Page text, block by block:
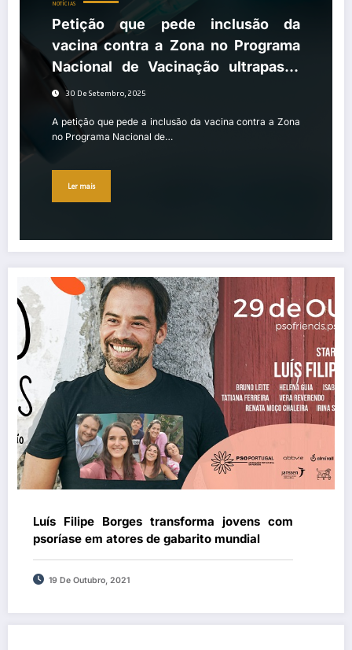
NOTÍCIAS
Petição que pede inclusão da
vacina contra a Zona no Programa
Nacional de Vacinação ultrapassa
mil assinaturas e segue para a
Assembleia da República
30 De Setembro, 2025
A petição que pede a inclusão da vacina contra a Zona
no Programa Nacional de…
Ler mais
Luís Filipe Borges transforma jovens com
psoríase em atores de gabarito mundial
19 De Outubro, 2021